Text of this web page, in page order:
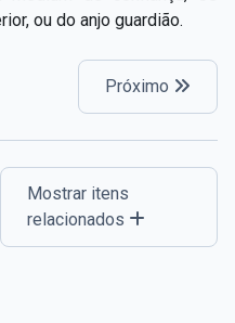
ou do anjo guardião.
Próximo
Mostrar itens
relacionados